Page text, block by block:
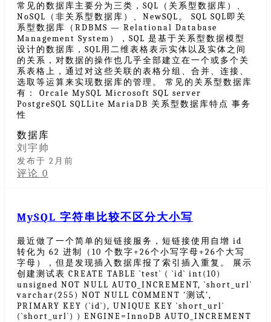
常见的数据库主要分为三类，SQL（关系型数据库）、
NoSQL（非关系型数据库）、NewSQL。 SQL SQL即关
系型数据库（RDBMS — Relational Database
Management System），SQL 是基于关系型数据模型
设计的数据库，SQL用二维表格表示实体以及实体之间
的关系，对数据的操作也几乎全部建立在一个或多个关
系表格上，通过对这些关联的表格分组、合并、连接、
选取等运算来实现数据库的管理。 常见的关系型数据库
有： Orcale MySQL Microsoft SQL server
PostgreSQL SQLLite MariaDB 关系型数据库特点 事务
性
数据库
刘宇帅
发布于 2月前
评论 0
MySQL 字符串比较不区分大小写
最近做了一个简单的短链接服务，短链接使用自增 id
转化为 62 进制（10 个数字+26个小写字母+26个大写
字母），但是发现插入数据库报了索引插入重复。 展示
创建测试表 CREATE TABLE `test` ( `id` int(10)
unsigned NOT NULL AUTO_INCREMENT, `short_url`
varchar(255) NOT NULL COMMENT '测试',
PRIMARY KEY (`id`), UNIQUE KEY `short_url`
(`short_url`) ) ENGINE=InnoDB AUTO_INCREMENT